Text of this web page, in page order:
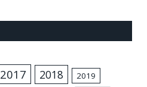
2017 2018 2019